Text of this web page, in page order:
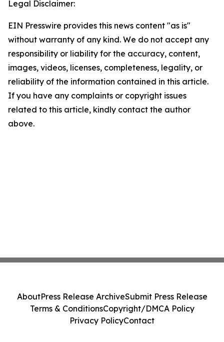
Legal Disclaimer:
EIN Presswire provides this news content "as is"
without warranty of any kind. We do not accept any
responsibility or liability for the accuracy, content,
images, videos, licenses, completeness, legality, or
reliability of the information contained in this article.
If you have any complaints or copyright issues
related to this article, kindly contact the author
above.
AboutPress Release ArchiveSubmit Press Release
Terms & ConditionsCopyright/DMCA Policy
Privacy PolicyContact